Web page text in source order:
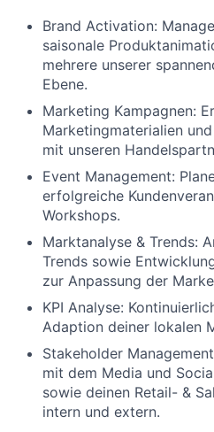
Brand Activation:
saisonale
mehrere unserer
Ebene.
Marketing Kampagnen:
Marketingmaterialien
mit unseren
Event Management:
erfolgreiche
Workshops.
Marktanalyse & Trends:
Trends sowie
zur Anpassung der
KPI Analyse:
Adaption deiner lokalen
Stakeholder
mit dem Media und
sowie deinen Retail- &
intern und extern.